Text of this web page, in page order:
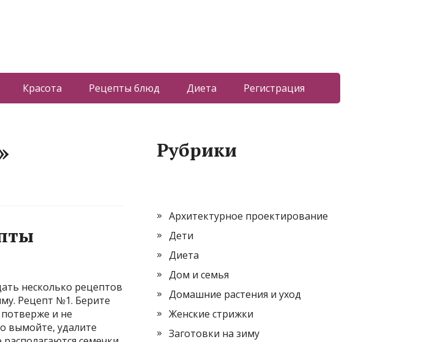
Красота Рецепты блюд Диета Регистрация
несколько рецептов
Рецепт №1. Берите
и не
вымойте, удалите
Рубрики
Архитектурное проектирование
Дети
Диета
Дом и семья
Домашние растения и уход
Женские стрижки
Заготовки на зиму